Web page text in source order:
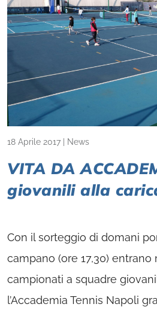
18 Aprile 2017 News
VITA DA
giovanili alla
Con il sorteggio di domani
campano (ore 17,30) entrano
campionati a squadre
l’Accademia Tennis Napoli